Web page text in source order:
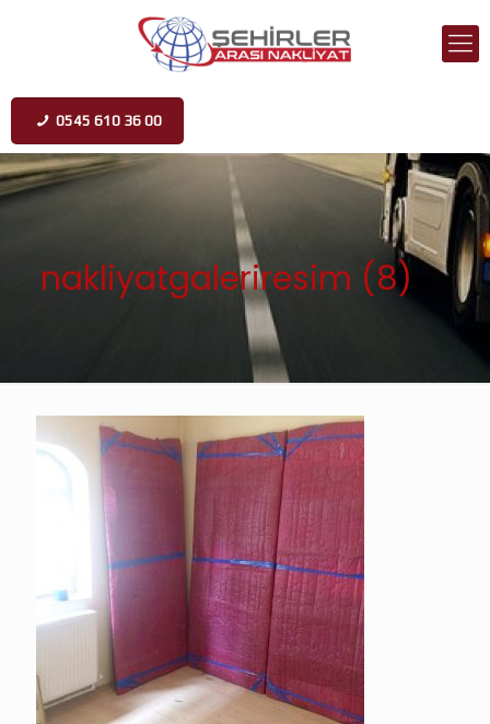
0545 610 36 00
nakliyatgaleriresim (8)